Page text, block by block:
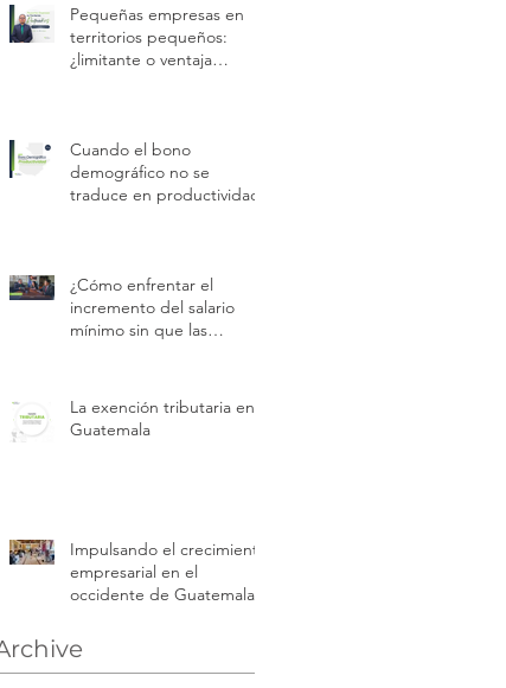
Pequeñas empresas en
territorios pequeños:
¿limitante o ventaja
Cuando el bono
demográfico no se
traduce en productividad
¿Cómo enfrentar el
incremento del salario
mínimo sin que las
La exención tributaria en
Guatemala
Impulsando el crecimiento
empresarial en el
occidente de Guatemala